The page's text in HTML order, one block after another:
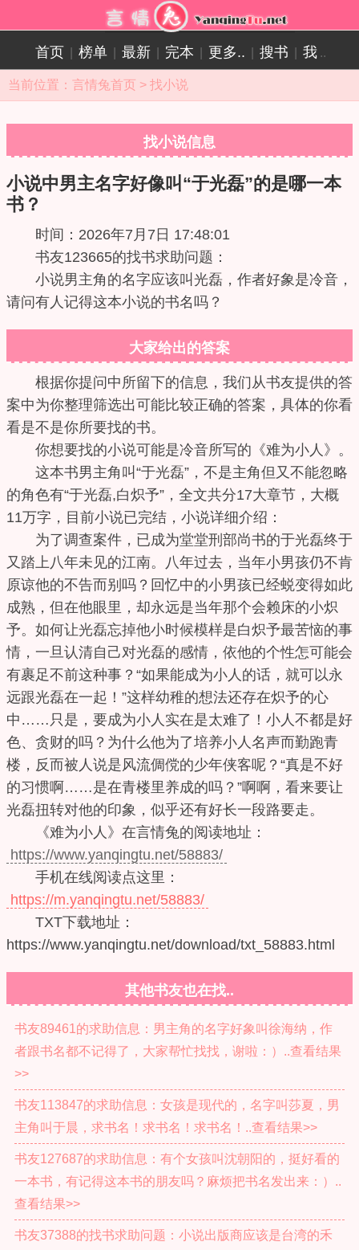
首页 榜单 最新 完本 更多.. 搜书 我 ..
当前位置： 言情兔首页 > 找小说
找小说信息
小说中男主名字好像叫“于光磊”的是哪一本
书？
时间：2026年7月7日 17:48:01
书友123665的找书求助问题：
小说男主角的名字应该叫光磊，作者好象是冷音，
请问有人记得这本小说的书名吗？
大家给出的答案
根据你提问中所留下的信息，我们从书友提供的答
案中为你整理筛选出可能比较正确的答案，具体的你看
看是不是你所要找的书。
你想要找的小说可能是冷音所写的《难为小人》。
这本书男主角叫“于光磊”，不是主角但又不能忽略
的角色有“于光磊,白炽予”，全文共分17大章节，大概
11万字，目前小说已完结，小说详细介绍：
为了调查案件，已成为堂堂刑部尚书的于光磊终于
又踏上八年未见的江南。八年过去，当年小男孩仍不肯
原谅他的不告而别吗？回忆中的小男孩已经蜕变得如此
成熟，但在他眼里，却永远是当年那个会赖床的小炽
予。如何让光磊忘掉他小时候模样是白炽予最苦恼的事
情，一旦认清自己对光磊的感情，依他的个性怎可能会
有裹足不前这种事？“如果能成为小人的话，就可以永
远跟光磊在一起！”这样幼稚的想法还存在炽予的心
中……只是，要成为小人实在是太难了！小人不都是好
色、贪财的吗？为什么他为了培养小人名声而勤跑青
楼，反而被人说是风流倜傥的少年侠客呢？“真是不好
的习惯啊……是在青楼里养成的吗？”啊啊，看来要让
光磊扭转对他的印象，似乎还有好长一段路要走。
《难为小人》在言情兔的阅读地址：
https://www.yanqingtu.net/58883/
手机在线阅读点这里：
https://m.yanqingtu.net/58883/
TXT下载地址：
https://www.yanqingtu.net/download/txt_58883.html
其他书友也在找..
书友89461的求助信息：男主角的名字好象叫徐海纳，作
者跟书名都不记得了，大家帮忙找找，谢啦：）..查看结果
>>
书友113847的求助信息：女孩是现代的，名字叫莎夏，男
主角叫于晨，求书名！求书名！求书名！..查看结果>>
书友127687的求助信息：有个女孩叫沈朝阳的，挺好看的
一本书，有记得这本书的朋友吗？麻烦把书名发出来：）..
查看结果>>
书友37388的找书求助问题：小说出版商应该是台湾的禾